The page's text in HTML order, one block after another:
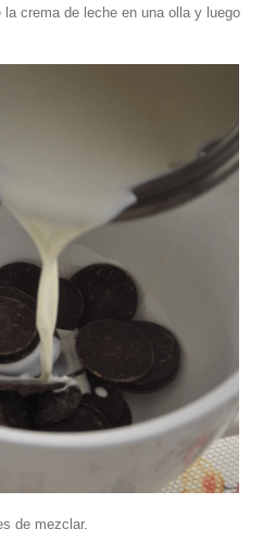
crema de leche en una olla y luego
de mezclar.